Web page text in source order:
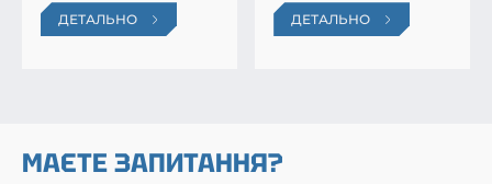
ДЕТАЛЬНО ДЕТАЛЬНО
МАЄТЕ ЗАПИТАННЯ?